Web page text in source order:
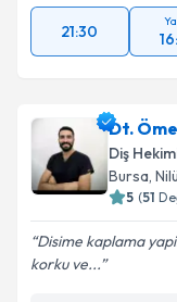
21:30
Dt.
Diş
Bursa,
5 (51
Disime kaplama
korku ve...